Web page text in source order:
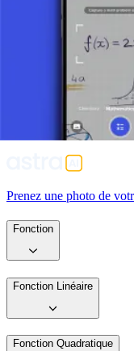
Conclusion
La fonction logarithme
l'exponentiation. Elle
où l'inconnue est en
mesure qui couvrent
compréhension est
nombreuses
Prenez une photo de
Fonction
Fonction Linéaire
Fonction Quadratique